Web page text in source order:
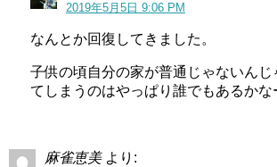
2019年5月5日 9:06 PM
なんとか回復してきました。
子供の頃自分の家が普通じゃないんじ
てしまうのはやっぱり誰でもあるかな
麻雀恵美 より: